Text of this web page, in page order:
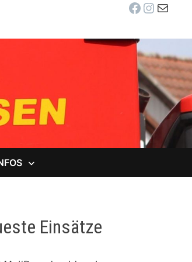
Facebook
E-Mail
Einsätze